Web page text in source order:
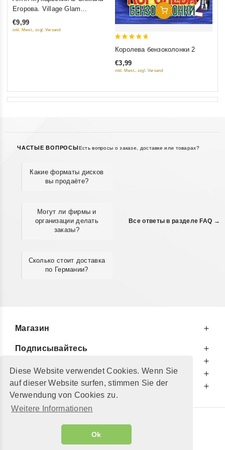
Diese Website verwendet Cookies. Wenn Sie
auf dieser Website surfen, stimmen Sie der
Verwendung von Cookies zu.
Weitere Informationen
Ok
5
Егорова. Village Glam
(Сiльский Гламур)
€9,99
inkl. Mwst., zzgl. Versand
Добавить В Корзину
out of 5
Королева бензоколонки 2
€3,99
inkl. Mwst., zzgl. Versand
ЧАСТЫЕ ВОПРОСЫ Есть вопросы о заказе, доставке или товарах?
Какие форматы дисков
вы продаёте?
Могут ли фирмы и
организации делать
заказы?
Сколько стоит доставка
по Германии?
Все ответы в разделе FAQ →
Магазин
Подписывайтесь
Информируем Вас
Дополнительно
© 2002 - 2026"Petershop GmbH"
Alle Preise inkl. MwSt. und zzgl.
GeToTickets.com| build#3.12.37